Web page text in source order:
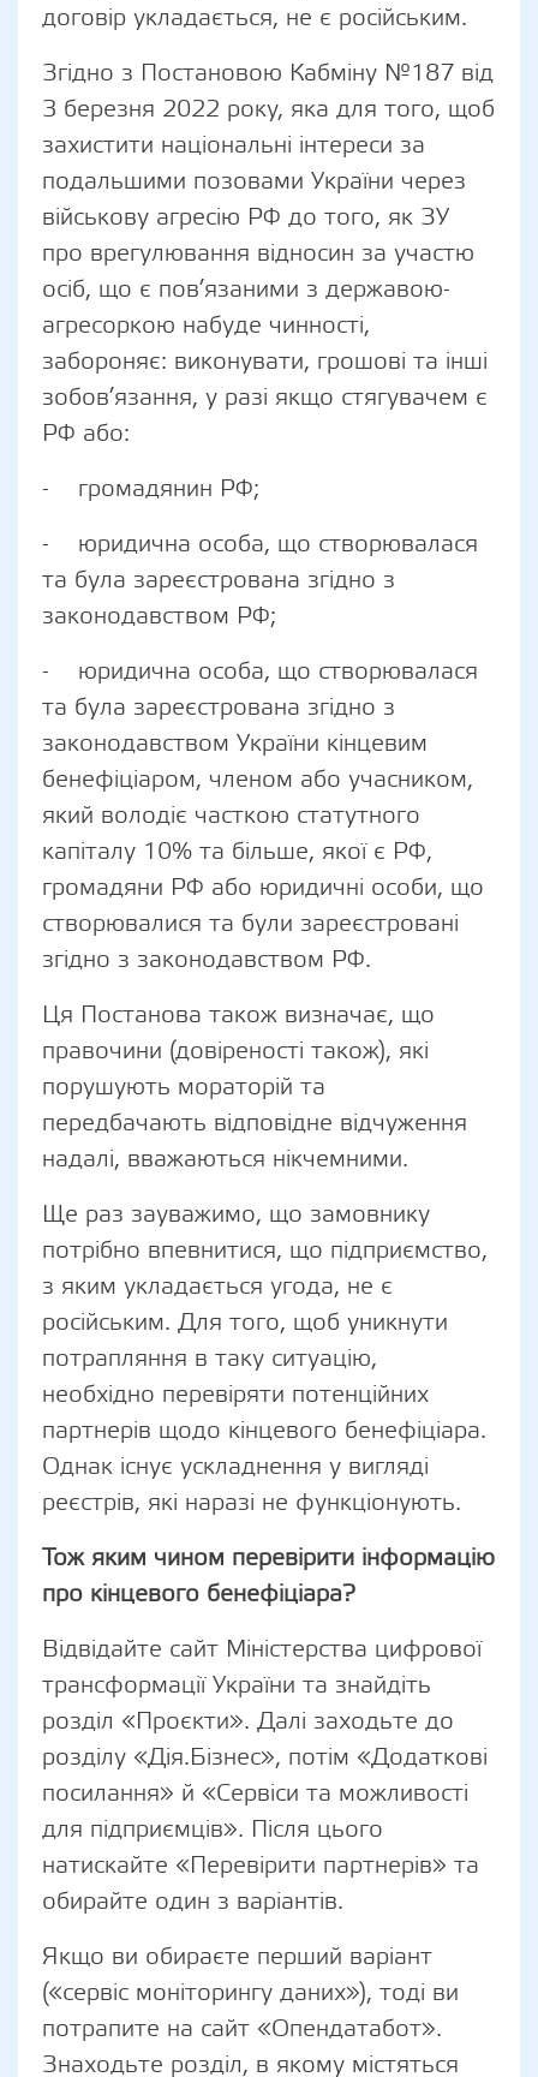
договір укладається, не є російським.
Згідно з Постановою Кабміну №187 від
3 березня 2022 року, яка для того, щоб
захистити національні інтереси за
подальшими позовами України через
військову агресію РФ до того, як ЗУ
про врегулювання відносин за участю
осіб, що є пов’язаними з державою-
агресоркою набуде чинності,
забороняє: виконувати, грошові та інші
зобов’язання, у разі якщо стягувачем є
РФ або:
- громадянин РФ;
- юридична особа, що створювалася
та була зареєстрована згідно з
законодавством РФ;
- юридична особа, що створювалася
та була зареєстрована згідно з
законодавством України кінцевим
бенефіціаром, членом або учасником,
який володіє часткою статутного
капіталу 10% та більше, якої є РФ,
громадяни РФ або юридичні особи, що
створювалися та були зареєстровані
згідно з законодавством РФ.
Ця Постанова також визначає, що
правочини (довіреності також), які
порушують мораторій та
передбачають відповідне відчуження
надалі, вважаються нікчемними.
Ще раз зауважимо, що замовнику
потрібно впевнитися, що підприємство,
з яким укладається угода, не є
російським. Для того, щоб уникнути
потрапляння в таку ситуацію,
необхідно перевіряти потенційних
партнерів щодо кінцевого бенефіціара.
Однак існує ускладнення у вигляді
реєстрів, які наразі не функціонують.
Тож яким чином перевірити інформацію
про кінцевого бенефіціара?
Відвідайте сайт Міністерства цифрової
трансформації України та знайдіть
розділ «Проєкти». Далі заходьте до
розділу «Дія.Бізнес», потім «Додаткові
посилання» й «Сервіси та можливості
для підприємців». Після цього
натискайте «Перевірити партнерів» та
обирайте один з варіантів.
Якщо ви обираєте перший варіант
(«сервіс моніторингу даних»), тоді ви
потрапите на сайт «Опендатабот».
Знаходьте розділ, в якому містяться